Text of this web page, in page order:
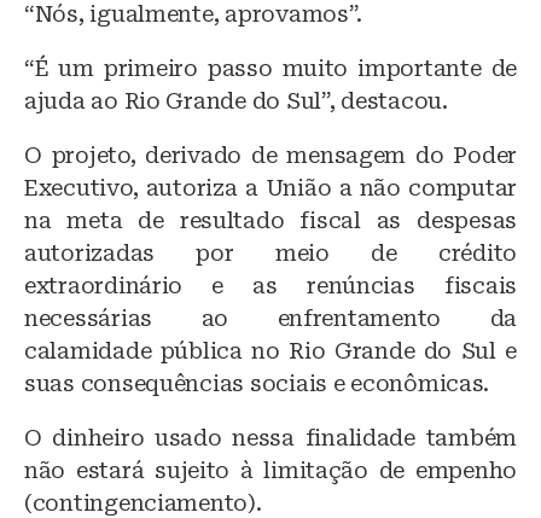
“Nós, igualmente, aprovamos”.
“É um primeiro passo muito importante de
ajuda ao Rio Grande do Sul”, destacou.
O projeto, derivado de mensagem do Poder
Executivo, autoriza a União a não computar
na meta de resultado fiscal as despesas
autorizadas por meio de crédito
extraordinário e as renúncias fiscais
necessárias ao enfrentamento da
calamidade pública no Rio Grande do Sul e
suas consequências sociais e econômicas.
O dinheiro usado nessa finalidade também
não estará sujeito à limitação de empenho
(contingenciamento).